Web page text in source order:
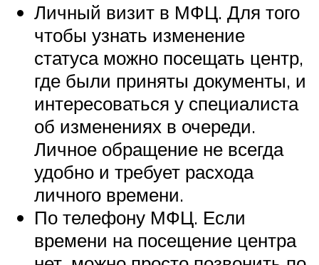
Личный визит в МФЦ. Для того
чтобы узнать изменение
статуса можно посещать центр,
где были приняты документы, и
интересоваться у специалиста
об изменениях в очереди.
Личное обращение не всегда
удобно и требует расхода
личного времени.
По телефону МФЦ. Если
времени на посещение центра